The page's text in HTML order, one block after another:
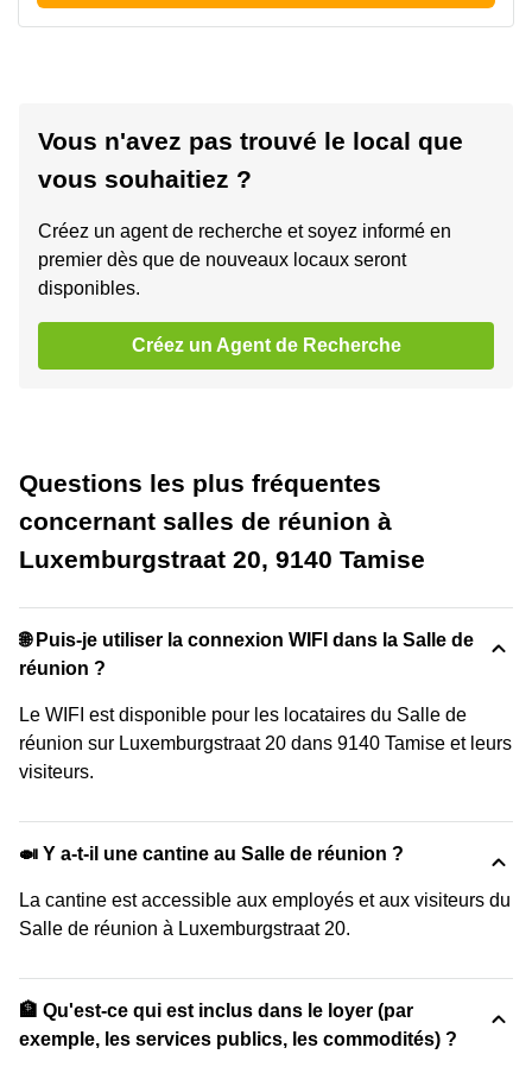
Vous n'avez pas trouvé le local que
vous souhaitiez ?
Créez un agent de recherche et soyez informé en
premier dès que de nouveaux locaux seront
disponibles.
Créez un Agent de Recherche
Questions les plus fréquentes
concernant salles de réunion à
Luxemburgstraat 20, 9140 Tamise
🌐 Puis-je utiliser la connexion WIFI dans la Salle de
réunion ?
Le WIFI est disponible pour les locataires du Salle de
réunion sur Luxemburgstraat 20 dans 9140 Tamise et leurs
visiteurs.
🍛 Y a-t-il une cantine au Salle de réunion ?
La cantine est accessible aux employés et aux visiteurs du
Salle de réunion à Luxemburgstraat 20.
🏦 Qu'est-ce qui est inclus dans le loyer (par
exemple, les services publics, les commodités) ?